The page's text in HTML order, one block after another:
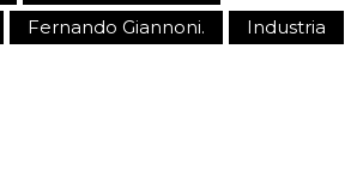
Fernando Giannoni.
Industria